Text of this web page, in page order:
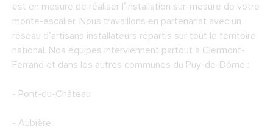
est en mesure de réaliser l’installation sur-mesure de votre
monte-escalier. Nous travaillons en partenariat avec un
réseau d’artisans installateurs répartis sur tout le territoire
national. Nos équipes interviennent partout à Clermont-
Ferrand et dans les autres communes du Puy-de-Dôme :
- Pont-du-Château
- Aubière